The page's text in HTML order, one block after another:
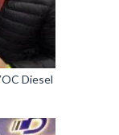
Diesel